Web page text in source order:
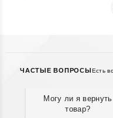
ЧАСТЫЕ ВОПРОСЫ Есть
Могу ли я вернуть
товар?